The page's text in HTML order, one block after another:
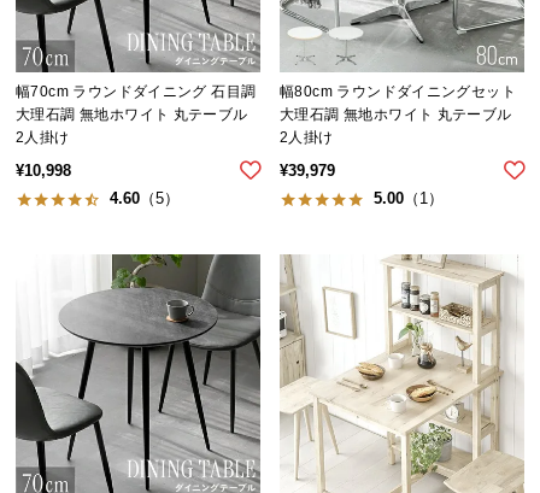
テ
ゴ
リ
か
ら
ン
幅70cm ラウンドダイニング 石目調
大理石調 無地ホワイト 丸テーブル
2人掛け
¥10,998
4.60 （5）
幅80cm ラウンドダイニングセット
大理石調 無地ホワイト 丸テーブル
2人掛け
¥39,979
5.00 （1）